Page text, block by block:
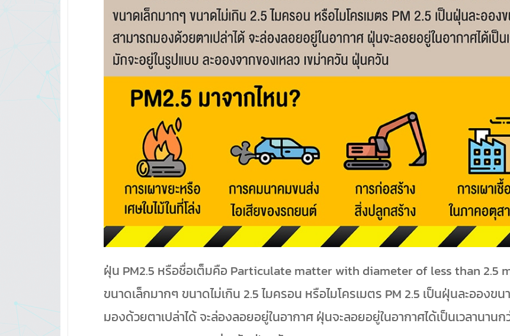
ฝุ่น PM2.5 หรือชื่อเต็มคือ Particulate matter with diameter of less than 2.5
ขนาดเล็กมากๆ ขนาดไม่เกิน 2.5 ไมครอน หรือไมโครเมตร PM 2.5 เป็นฝุ่นละออง
มองด้วยตาเปล่าได้ จะล่องลอยอยู่ในอากาศ ฝุ่นจะลอยอยู่ในอากาศได้เป็นเวลานาน